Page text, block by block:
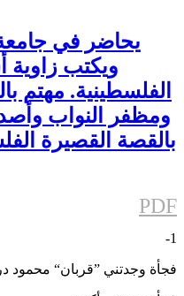
يحاضر في جامعة
ويكتب زاوية
الفلسطينية. مهتم
ومظفر النواب
بالقصة القصيرة
PDF
1-
فجأة وجدتني ”قربان“ محمود